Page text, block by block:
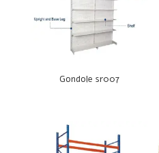
Gondole sr007